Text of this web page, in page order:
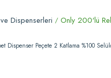
Dispenserleri Only 200'lü